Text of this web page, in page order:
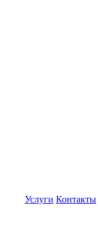
Услуги Контакты